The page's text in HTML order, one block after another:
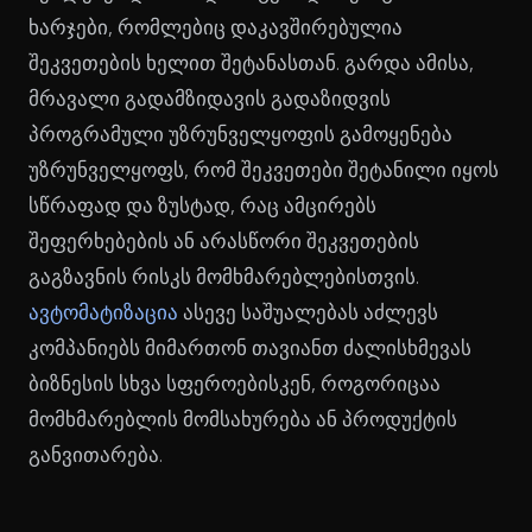
ხარჯები, რომლებიც დაკავშირებულია
შეკვეთების ხელით შეტანასთან. გარდა ამისა,
მრავალი გადამზიდავის გადაზიდვის
პროგრამული უზრუნველყოფის გამოყენება
უზრუნველყოფს, რომ შეკვეთები შეტანილი იყოს
სწრაფად და ზუსტად, რაც ამცირებს
შეფერხებების ან არასწორი შეკვეთების
გაგზავნის რისკს მომხმარებლებისთვის.
ავტომატიზაცია ასევე საშუალებას აძლევს
კომპანიებს მიმართონ თავიანთ ძალისხმევას
ბიზნესის სხვა სფეროებისკენ, როგორიცაა
მომხმარებლის მომსახურება ან პროდუქტის
განვითარება.